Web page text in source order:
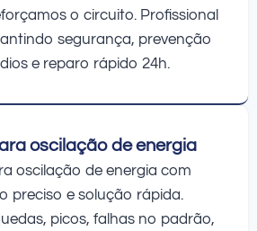
o circuito. Profissional
segurança, prevenção
e reparo rápido 24h.
oscilação de energia
oscilação de energia com
preciso e solução rápida.
picos, falhas no padrão,